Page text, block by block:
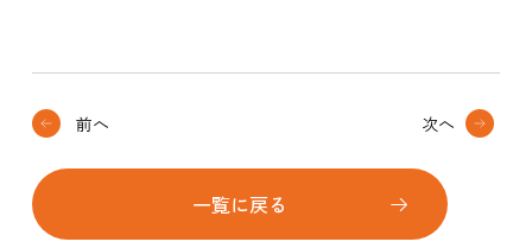
前へ
一覧に戻る
次へ